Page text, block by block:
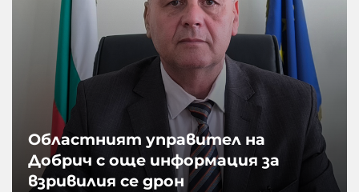
Областният управител на
Добрич с още информация за
взривилия се дрон